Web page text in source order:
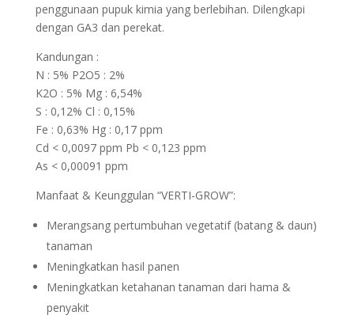
penggunaan pupuk kimia yang berlebihan. Dilengkapi
dengan GA3 dan perekat.
Kandungan :
N : 5% P2O5 : 2%
K2O : 5% Mg : 6,54%
S : 0,12% Cl : 0,15%
Fe : 0,63% Hg : 0,17 ppm
Cd < 0,0097 ppm Pb < 0,123 ppm
As < 0,00091 ppm
Manfaat & Keunggulan “VERTI-GROW”:
Merangsang pertumbuhan vegetatif (batang & daun)
tanaman
Meningkatkan hasil panen
Meningkatkan ketahanan tanaman dari hama &
penyakit